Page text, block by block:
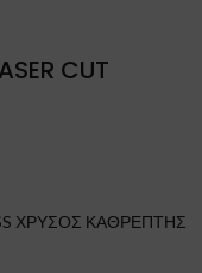
CUT
ΧΡΥΣΟΣ ΚΑΘΡΕΠΤΗΣ